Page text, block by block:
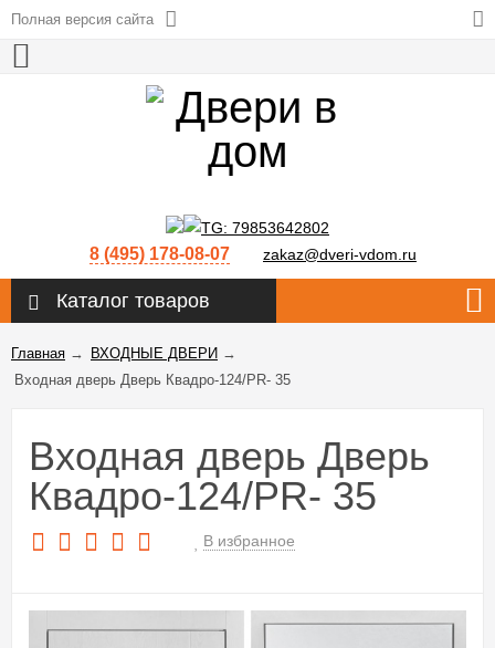
Полная версия сайта
8 (495) 178-08-07 zakaz@dveri-vdom.ru
Каталог товаров
Главная → ВХОДНЫЕ ДВЕРИ →
Входная дверь Дверь Квадро-124/PR- 35
Входная дверь Дверь
Квадро-124/PR- 35
В избранное